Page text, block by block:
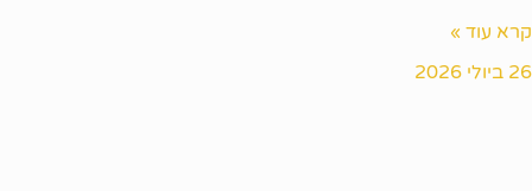
קרא עוד »
26 ביולי 2026